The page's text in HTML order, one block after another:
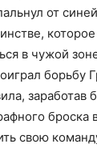
от
в чужой
борьбу
заработав
броска
свою